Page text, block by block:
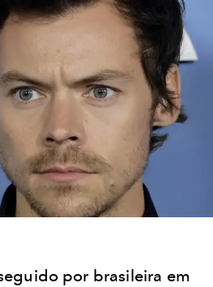
por brasileira em